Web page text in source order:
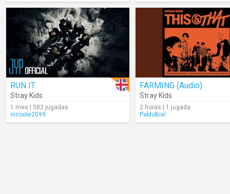
RUN IT
Stray Kids
1 mes | 582 jugadas
nicoole2099
FARMING (Audio)
Stray Kids
2 horas | 1 jugada
PabloBiel